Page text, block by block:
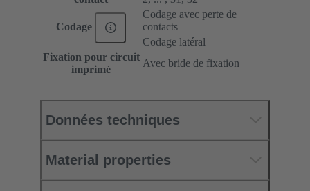
Codage
Codage avec perte de
contacts
Codage latéral
Fixation pour circuit
imprimé
Avec bride de fixation
Données techniques
Material properties